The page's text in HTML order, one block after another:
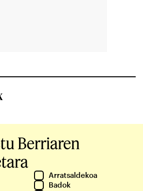
Berriaren
Arratsaldekoa
Badok